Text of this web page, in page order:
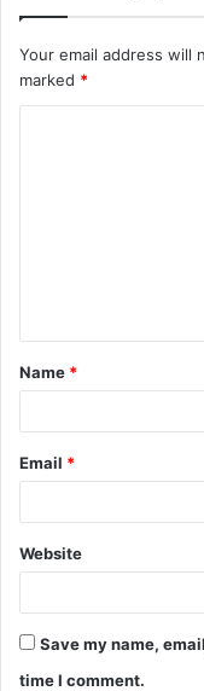
Your email address will
marked *
t
*
Name *
Email *
Website
Save my name,
time I comment.